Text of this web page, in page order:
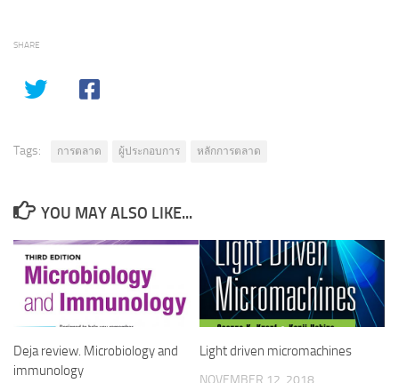
SHARE
Tags: การตลาด ผู้ประกอบการ หลักการตลาด
YOU MAY ALSO LIKE...
Deja review. Microbiology and
immunology
Light driven micromachines
NOVEMBER 12, 2018